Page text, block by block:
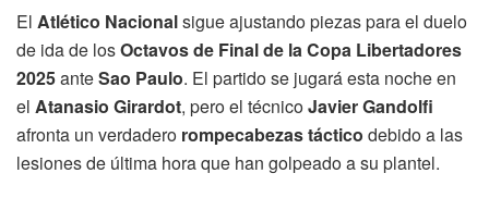
El Atlético Nacionalsigue ajustando piezas para el duelo
de ida de losOctavos de Final de la Copa Libertadores
2025anteSao Paulo. El partido se jugará esta noche en
el Atanasio Girardot, pero el técnicoJavier Gandolfi
afronta un verdadero rompecabezas táctico debido a las
lesiones de última hora que han golpeado a su plantel.